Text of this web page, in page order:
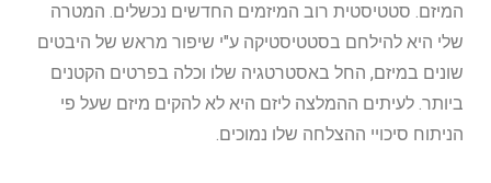
המיזם. סטטיסטית רוב המיזמים החדשים נכשלים. המטרה
שלי היא להילחם בסטטיסטיקה ע"י שיפור מראש של היבטים
שונים במיזם, החל באסטרטגיה שלו וכלה בפרטים הקטנים
ביותר. לעיתים ההמלצה ליזם היא לא להקים מיזם שעל פי
הניתוח סיכויי ההצלחה שלו נמוכים.